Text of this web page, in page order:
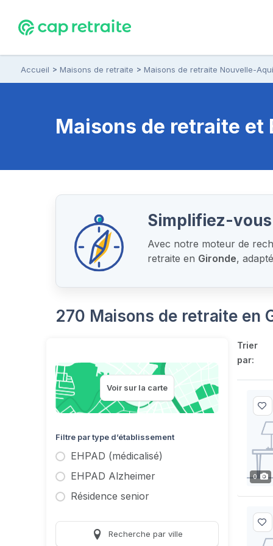
Accueil Maisons de retraite Maisons de retraite Nouvelle-
Maisons de retraite et
Simplifiez-
Avec notre moteur de
retraite en Gironde,
270 Maisons de retraite en
Voir sur la carte
Filtre par type d’établissement
EHPAD (médicalisé)
EHPAD Alzheimer
Résidence senior
Recherche par ville
Trier
par:
0